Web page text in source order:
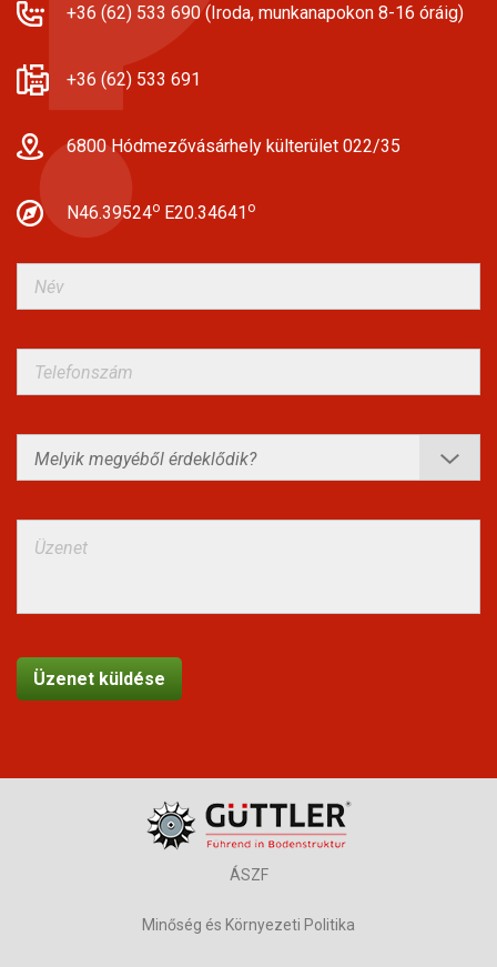
+36 (62) 533 690 (Iroda, munkanapokon 8-16 óráig)
+36 (62) 533 691
6800 Hódmezővásárhely külterület 022/35
N46.39524o E20.34641 o
ÁSZF
Minőség és Környezeti Politika